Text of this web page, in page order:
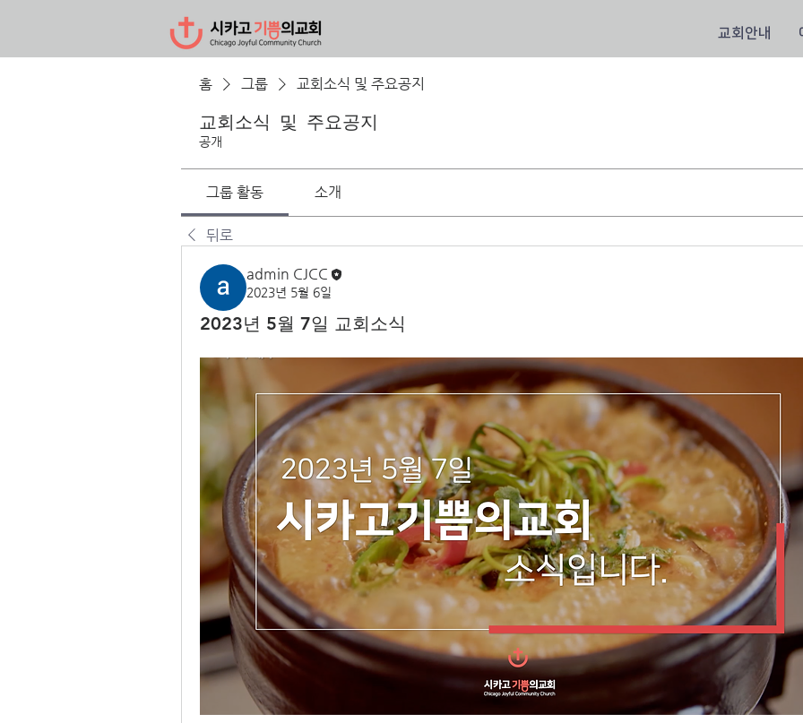
교회안내
홈 그룹 교회소식 및 주요공지
교회소식 및 주요공지
공개
그룹 활동 소개
뒤로
admin CJCC
2023년 5월 6일
2023년 5월 7일 교회소식